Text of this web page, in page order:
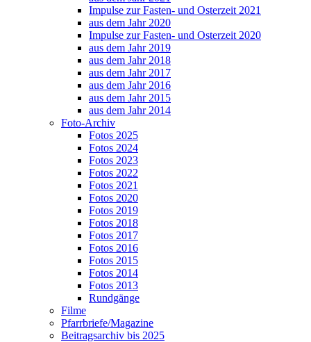
Impulse zur Fasten- und Osterzeit 2021
aus dem Jahr 2020
Impulse zur Fasten- und Osterzeit 2020
aus dem Jahr 2019
aus dem Jahr 2018
aus dem Jahr 2017
aus dem Jahr 2016
aus dem Jahr 2015
aus dem Jahr 2014
Foto-Archiv
Fotos 2025
Fotos 2024
Fotos 2023
Fotos 2022
Fotos 2021
Fotos 2020
Fotos 2019
Fotos 2018
Fotos 2017
Fotos 2016
Fotos 2015
Fotos 2014
Fotos 2013
Rundgänge
Filme
Pfarrbriefe/Magazine
Beitragsarchiv bis 2025